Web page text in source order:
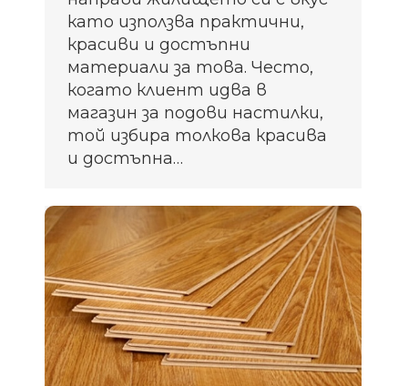
като използва практични,
красиви и достъпни
материали за това. Често,
когато клиент идва в
магазин за подови настилки,
той избира толкова красива
и достъпна…